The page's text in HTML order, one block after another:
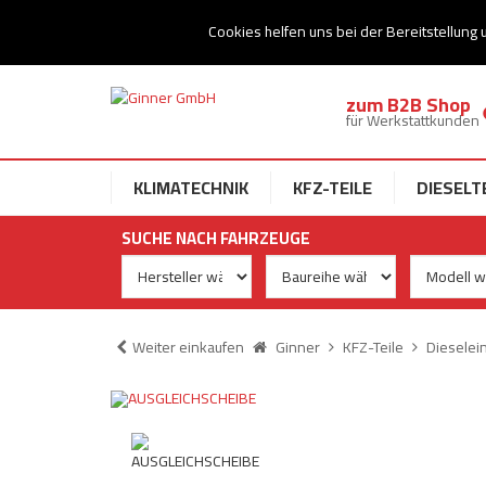
Cookies helfen uns bei der Bereitstellung
Ihr Speziallist für Dieseltechnik
zum B2B Shop
für Werkstattkunden
KLIMATECHNIK KFZ-TEILE
SUCHE NACH FAHRZEUGE
Weiter einkaufen Ginner KFZ-Teile